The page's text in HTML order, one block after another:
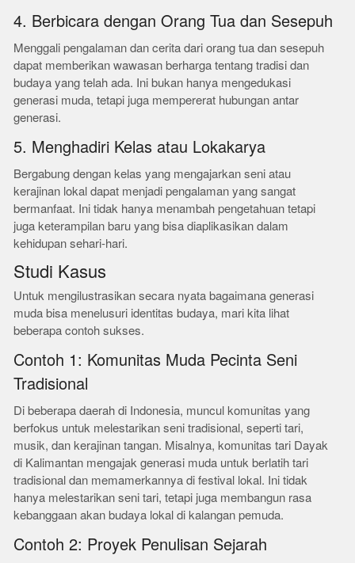
4. Berbicara dengan Orang Tua dan Sesepuh
Menggali pengalaman dan cerita dari orang tua dan sesepuh
dapat memberikan wawasan berharga tentang tradisi dan
budaya yang telah ada. Ini bukan hanya mengedukasi
generasi muda, tetapi juga mempererat hubungan antar
generasi.
5. Menghadiri Kelas atau Lokakarya
Bergabung dengan kelas yang mengajarkan seni atau
kerajinan lokal dapat menjadi pengalaman yang sangat
bermanfaat. Ini tidak hanya menambah pengetahuan tetapi
juga keterampilan baru yang bisa diaplikasikan dalam
kehidupan sehari-hari.
Studi Kasus
Untuk mengilustrasikan secara nyata bagaimana generasi
muda bisa menelusuri identitas budaya, mari kita lihat
beberapa contoh sukses.
Contoh 1: Komunitas Muda Pecinta Seni
Tradisional
Di beberapa daerah di Indonesia, muncul komunitas yang
berfokus untuk melestarikan seni tradisional, seperti tari,
musik, dan kerajinan tangan. Misalnya, komunitas tari Dayak
di Kalimantan mengajak generasi muda untuk berlatih tari
tradisional dan memamerkannya di festival lokal. Ini tidak
hanya melestarikan seni tari, tetapi juga membangun rasa
kebanggaan akan budaya lokal di kalangan pemuda.
Contoh 2: Proyek Penulisan Sejarah